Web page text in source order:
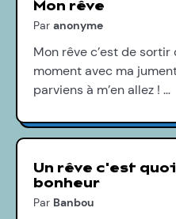
Mon rêve
Par anonyme
Mon rêve c’est de
moment avec ma
parviens à m’en allez ! …
Un rêve c'est
bonheur
Par Banbou